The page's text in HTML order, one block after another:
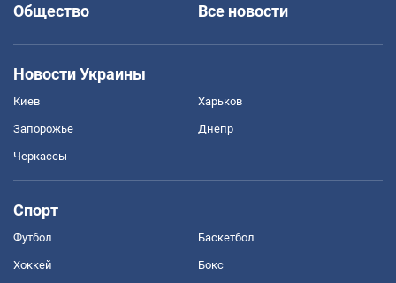
Общество
Все новости
Новости Украины
Киев Харьков
Запорожье Днепр
Черкассы
Спорт
Футбол Баскетбол
Хоккей Бокс